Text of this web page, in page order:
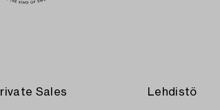
Sales Lehdistö